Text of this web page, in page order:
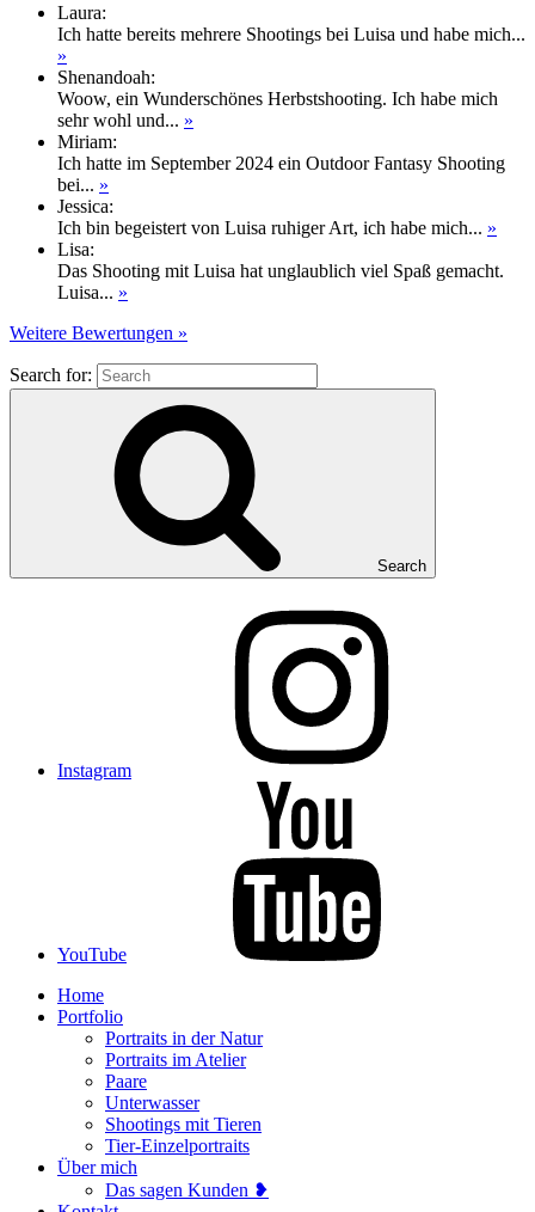
Laura:
Ich hatte bereits mehrere Shootings bei Luisa und habe mich...
»
Shenandoah:
Woow, ein Wunderschönes Herbstshooting. Ich habe mich
sehr wohl und... »
Miriam:
Ich hatte im September 2024 ein Outdoor Fantasy Shooting
bei... »
Jessica:
Ich bin begeistert von Luisa ruhiger Art, ich habe mich... »
Lisa:
Das Shooting mit Luisa hat unglaublich viel Spaß gemacht.
Luisa... »
Weitere Bewertungen »
Search for:
Search
Instagram
YouTube
Home
Portfolio
Portraits in der Natur
Portraits im Atelier
Paare
Unterwasser
Shootings mit Tieren
Tier-Einzelportraits
Über mich
Das sagen Kunden ❥